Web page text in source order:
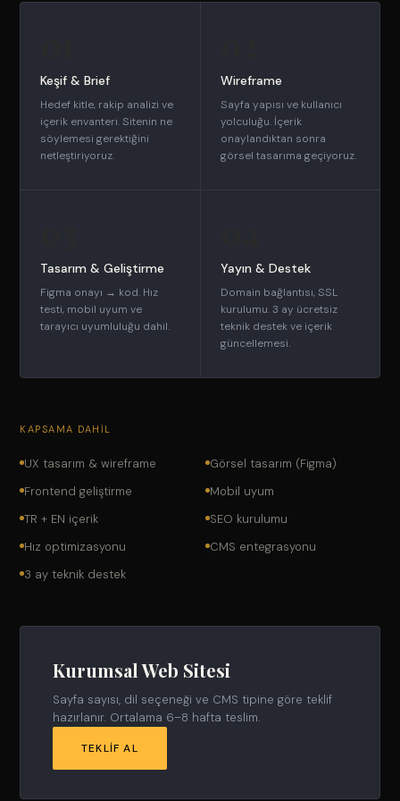
Keşif & Brief
Hedef kitle, rakip analizi ve
içerik envanteri. Sitenin ne
söylemesi gerektiğini
netleştiriyoruz.
Wireframe
Sayfa yapısı ve kullanıcı
yolculuğu. İçerik
onaylandıktan sonra
görsel tasarıma geçiyoruz.
Tasarım & Geliştirme
Figma onayı → kod. Hız
testi, mobil uyum ve
tarayıcı uyumluluğu dahil.
Yayın & Destek
Domain bağlantısı, SSL
kurulumu. 3 ay ücretsiz
teknik destek ve içerik
güncellemesi.
KAPSAMA DAHIL
UX tasarım & wireframe
Görsel tasarım (Figma)
Frontend geliştirme
Mobil uyum
TR + EN içerik
SEO kurulumu
Hız optimizasyonu
CMS entegrasyonu
3 ay teknik destek
Kurumsal Web Sitesi
Sayfa sayısı, dil seçeneği ve CMS tipine göre teklif
hazırlanır. Ortalama 6–8 hafta teslim.
TEKLIF AL